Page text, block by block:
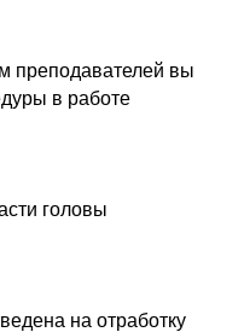
преподавателей вы
в работе
головы
на отработку